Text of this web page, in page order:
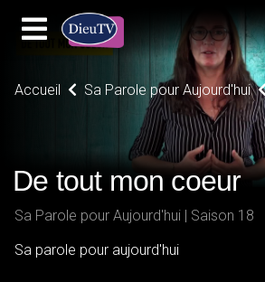
Accueil Sa Parole pour Aujourd'hui
De tout mon coeur
Sa Parole pour Aujourd'hui | Saison 18
Sa parole pour aujourd'hui